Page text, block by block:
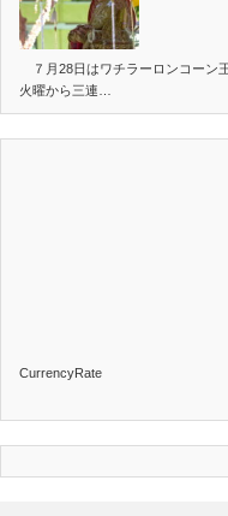
７月28日はワチラーロンコーン
火曜から三連…
CurrencyRate